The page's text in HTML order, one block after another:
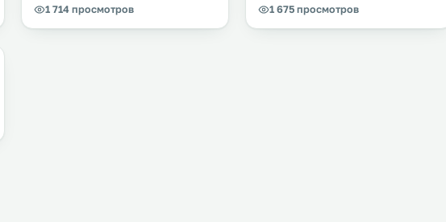
1 714 просмотров 1 675 просмотров